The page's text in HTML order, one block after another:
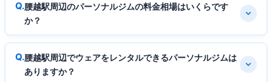
腰越駅周辺のパーソナルジムの料金相場はいくらです
か？
腰越駅周辺でウェアをレンタルできるパーソナルジムは
ありますか？